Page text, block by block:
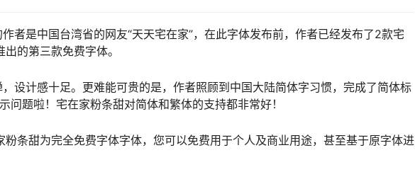
者是中国台湾省的网友“天天宅在家”，在此字体发布前，作者已经发布了2款宅
的第三款免费字体。
设计感十足。更难能可贵的是，作者照顾到中国大陆简体字习惯，完成了简体标
题啦！宅在家粉条甜对简体和繁体的支持都非常好！
条甜为完全免费字体字体，您可以免费用于个人及商业用途，甚至基于原字体进